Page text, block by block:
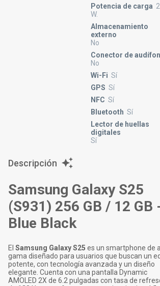
Potencia de carga
W.
Almacenamiento
externo
No
Conector de
No
Wi-Fi Sí
GPS Sí
NFC Sí
Bluetooth Sí
Lector de huellas
digitales
Sí
Descripción
Samsung Galaxy S25
(S931) 256 GB / 12 GB
Blue Black
El Samsung Galaxy S25 es un smartphone de
gama diseñado para usuarios que buscan un
potente, con tecnología avanzada y un diseño
elegante. Cuenta con una pantalla Dynamic
AMOLED 2X de 6.2 pulgadas con tasa de